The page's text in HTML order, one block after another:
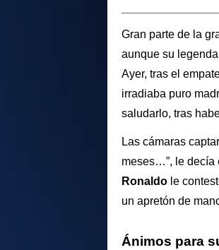
Gran parte de la
aunque su
Ayer, tras el
irradiaba puro
saludarlo, tras
Las cámaras
meses…”, le decía
Ronaldo le
un apretón de
Ánimos para